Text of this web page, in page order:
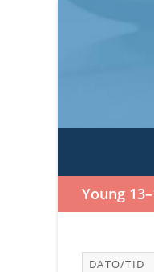
Young
DATO/TID